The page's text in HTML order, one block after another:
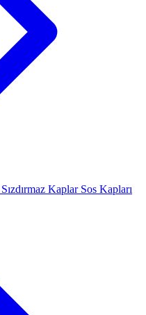
Sızdırmaz Kaplar Sos Kapları